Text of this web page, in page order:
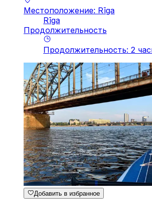
Местоположение: Rīga
Rīga
Продолжительность
Продолжительность: 2
Добавить в избранное